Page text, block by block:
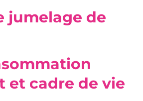
jumelage de
et cadre de vie